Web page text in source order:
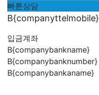
빠른상담
B{companyttelmobile}
입금계좌
B{companybankname}
B{companybanknumber}
B{companybankaname}